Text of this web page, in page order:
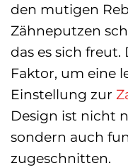
den mutigen
Zähneputzen
das es sich
Faktor, um eine
Einstellung zur
Design ist nicht
sondern auch
zugeschnitten.